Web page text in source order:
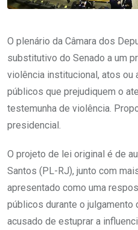
O plenário da Câmara dos
substitutivo do Senado a um
violência institucional, atos ou
públicos que prejudiquem o
testemunha de violência.
presidencial.
O projeto de lei original é de
Santos (PL-RJ), junto com
apresentado como uma
públicos durante o julgamento
acusado de estuprar a